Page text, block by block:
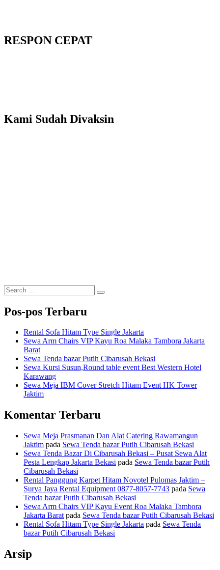
RESPON CEPAT
Kami Sudah Divaksin
Search
for:
Search
Pos-pos Terbaru
Rental Sofa Hitam Type Single Jakarta
Sewa Arm Chairs VIP Kayu Roa Malaka Tambora Jakarta
Barat
Sewa Tenda bazar Putih Cibarusah Bekasi
Sewa Kursi Susun,Round table event Best Western Hotel
Karawang
Sewa Meja IBM Cover Stretch Hitam Event HK Tower
Jaktim
Komentar Terbaru
Sewa Meja Prasmanan Dan Alat Catering Rawamangun
Jaktim pada Sewa Tenda bazar Putih Cibarusah Bekasi
Sewa Tenda Bazar Di Cibarusah Bekasi – Pusat Sewa Alat
Pesta Lengkap Jakarta Bekasi pada Sewa Tenda bazar Putih
Cibarusah Bekasi
Rental Panggung Karpet Hitam Novotel Pulomas Jaktim –
Surya Jaya Rental Equipment 0877-8057-7743 pada Sewa
Tenda bazar Putih Cibarusah Bekasi
Sewa Arm Chairs VIP Kayu Event Roa Malaka Tambora
Jakarta Barat pada Sewa Tenda bazar Putih Cibarusah Bekasi
Rental Sofa Hitam Type Single Jakarta pada Sewa Tenda
bazar Putih Cibarusah Bekasi
Arsip